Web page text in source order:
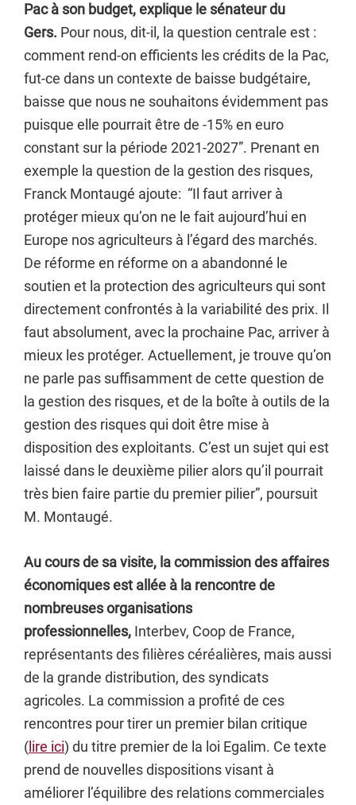
Pac à son budget, explique le sénateur du
Gers. Pour nous, dit-il, la question centrale est :
comment rend-on efficients les crédits de la Pac,
fut-ce dans un contexte de baisse budgétaire,
baisse que nous ne souhaitons évidemment pas
puisque elle pourrait être de -15% en euro
constant sur la période 2021-2027”. Prenant en
exemple la question de la gestion des risques,
Franck Montaugé ajoute: “Il faut arriver à
protéger mieux qu’on ne le fait aujourd’hui en
Europe nos agriculteurs à l’égard des marchés.
De réforme en réforme on a abandonné le
soutien et la protection des agriculteurs qui sont
directement confrontés à la variabilité des prix. Il
faut absolument, avec la prochaine Pac, arriver à
mieux les protéger. Actuellement, je trouve qu’on
ne parle pas suffisamment de cette question de
la gestion des risques, et de la boîte à outils de la
gestion des risques qui doit être mise à
disposition des exploitants. C’est un sujet qui est
laissé dans le deuxième pilier alors qu’il pourrait
très bien faire partie du premier pilier”, poursuit
M. Montaugé.
Au cours de sa visite, la commission des affaires
économiques est allée à la rencontre de
nombreuses organisations
professionnelles, Interbev, Coop de France,
représentants des filières céréalières, mais aussi
de la grande distribution, des syndicats
agricoles. La commission a profité de ces
rencontres pour tirer un premier bilan critique
( lire ici) du titre premier de la loi Egalim. Ce texte
prend de nouvelles dispositions visant à
améliorer l’équilibre des relations commerciales